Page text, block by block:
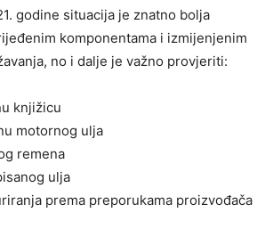
godine situacija je znatno bolja
komponentama i izmijenjenim
no i dalje je važno provjeriti:
knjižicu
motornog ulja
remena
ulja
prema preporukama proizvođača